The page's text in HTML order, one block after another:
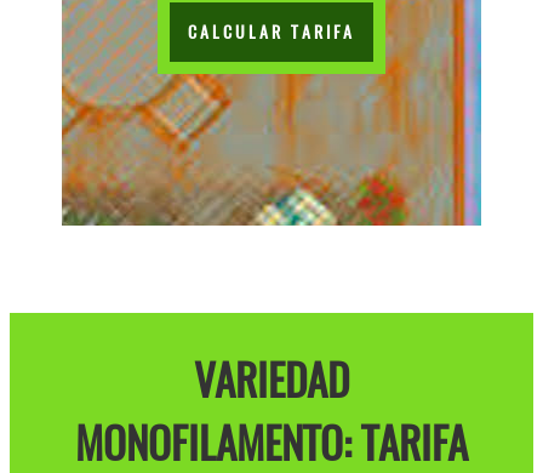
CALCULAR TARIFA
VARIEDAD
MONOFILAMENTO: TARIFA